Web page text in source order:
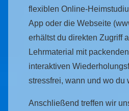
flexiblen Online-
App oder die Webseite
erhältst du direkten Zugriff
Lehrmaterial mit
interaktiven
stressfrei, wann und wo du
Anschließend treffen wir